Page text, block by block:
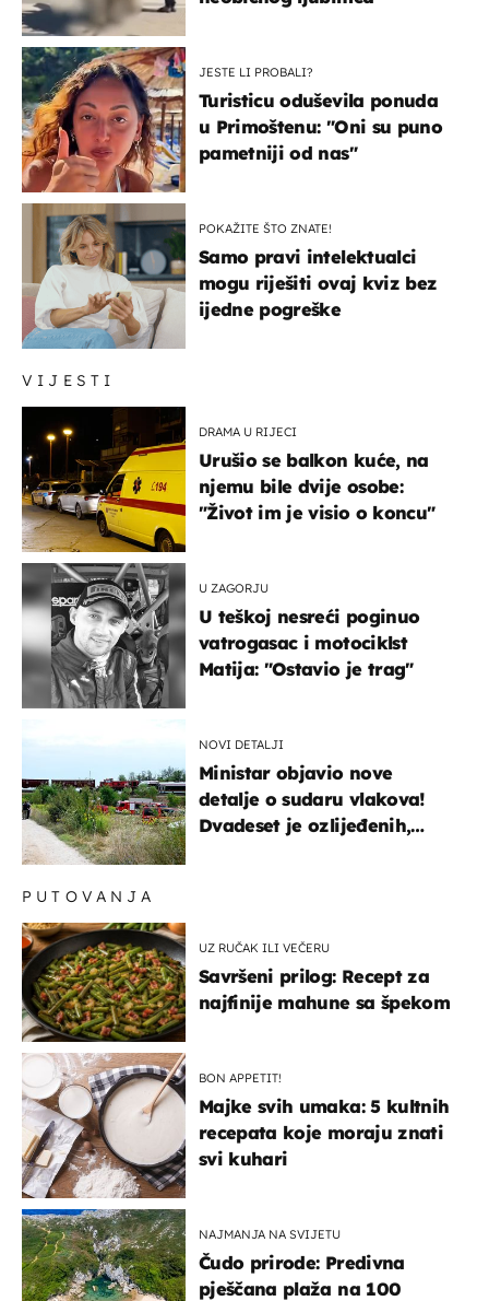
VIJESTI
DRAMA U RIJECI
Urušio se balkon kuće, na
njemu bile dvije osobe:
"Život im je visio o koncu"
U ZAGORJU
U teškoj nesreći poginuo
vatrogasac i motociklst
Matija: "Ostavio je trag"
NOVI DETALJI
Ministar objavio nove
detalje o sudaru vlakova!
Dvadeset je ozlijeđenih,
JESTE LI PROBALI?
Turisticu oduševila ponuda
u Primoštenu: "Oni su puno
pametniji od nas"
POKAŽITE ŠTO ZNATE!
Samo pravi intelektualci
mogu riješiti ovaj kviz bez
ijedne pogreške
PUTOVANJA
UZ RUČAK ILI VEČERU
Savršeni prilog: Recept za
najfinije mahune sa špekom
BON APPETIT!
Majke svih umaka: 5 kultnih
recepata koje moraju znati
svi kuhari
NAJMANJA NA SVIJETU
Čudo prirode: Predivna
pješčana plaža na 100